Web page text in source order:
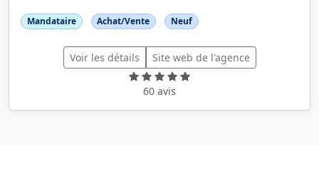
Mandataire Achat/Vente Neuf
Voir les détails Site web de l'agence
60 avis